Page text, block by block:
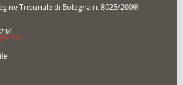
Tribunale di Bologna n. 8025/2009)